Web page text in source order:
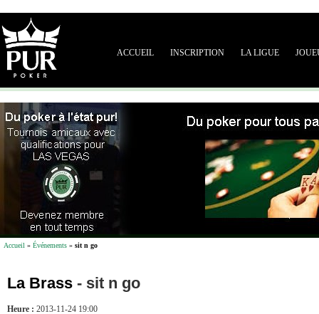
ACCUEIL INSCRIPTION LA LIGUE
Accueil » Événements » sit n go
La Brass - sit n go
Heure : 2013-11-24 19:00